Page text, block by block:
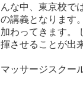
んな中、東京校で
の講義となります
加わってきます。
揮させることが出
マッサージスクー